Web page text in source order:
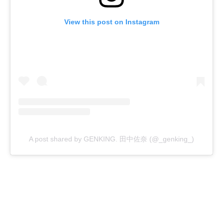
View this post on Instagram
A post shared by GENKING. 田中佐奈 (@_genking_)